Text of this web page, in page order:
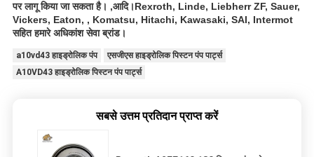
पर लागू किया जा सकता है। ,आदि।Rexroth, Linde, Liebherr ZF, Sauer,
Vickers, Eaton, , Komatsu, Hitachi, Kawasaki, SAI, Intermot
सहित हमारे अधिकांश सेवा ब्रांड।
a10vd43 हाइड्रोलिक पंप
एसजीएस हाइड्रोलिक पिस्टन पंप पार्ट्स
A10VD43 हाइड्रोलिक पिस्टन पंप पार्ट्स
सबसे उत्तम प्रतिदान प्राप्त करें